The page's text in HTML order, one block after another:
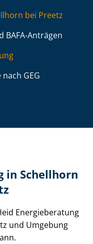
bei Preetz
BAFA-Anträgen
GEG
in Schellhorn
Energieberatung
und Umgebung